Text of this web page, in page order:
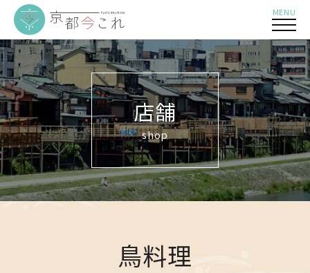
MENU
店舗
shop
鳥料理